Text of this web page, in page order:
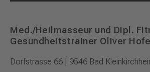
Med./Heilmasseur und Dipl.
Gesundheitstrainer Oliver
Dorfstrasse 66 | 9546 Bad